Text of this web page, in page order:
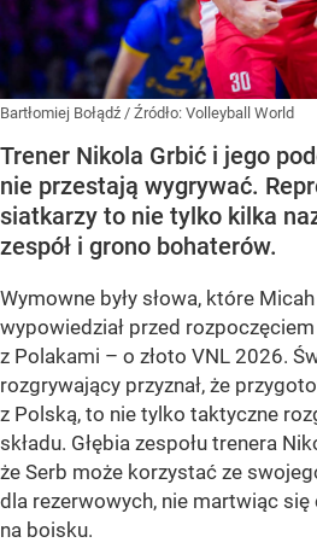
Bartłomiej Bołądź / Źródło: Volleyball World
Trener Nikola Grbić i jego
nie przestają wygrywać.
siatkarzy to nie tylko kilka
zespół i grono bohaterów.
Wymowne były słowa, które
wypowiedział przed
z Polakami – o złoto VNL 2026.
rozgrywający przyznał, że
z Polską, to nie tylko taktyczne
składu. Głębia zespołu trenera
że Serb może korzystać ze
dla rezerwowych, nie martwiąc
na boisku.